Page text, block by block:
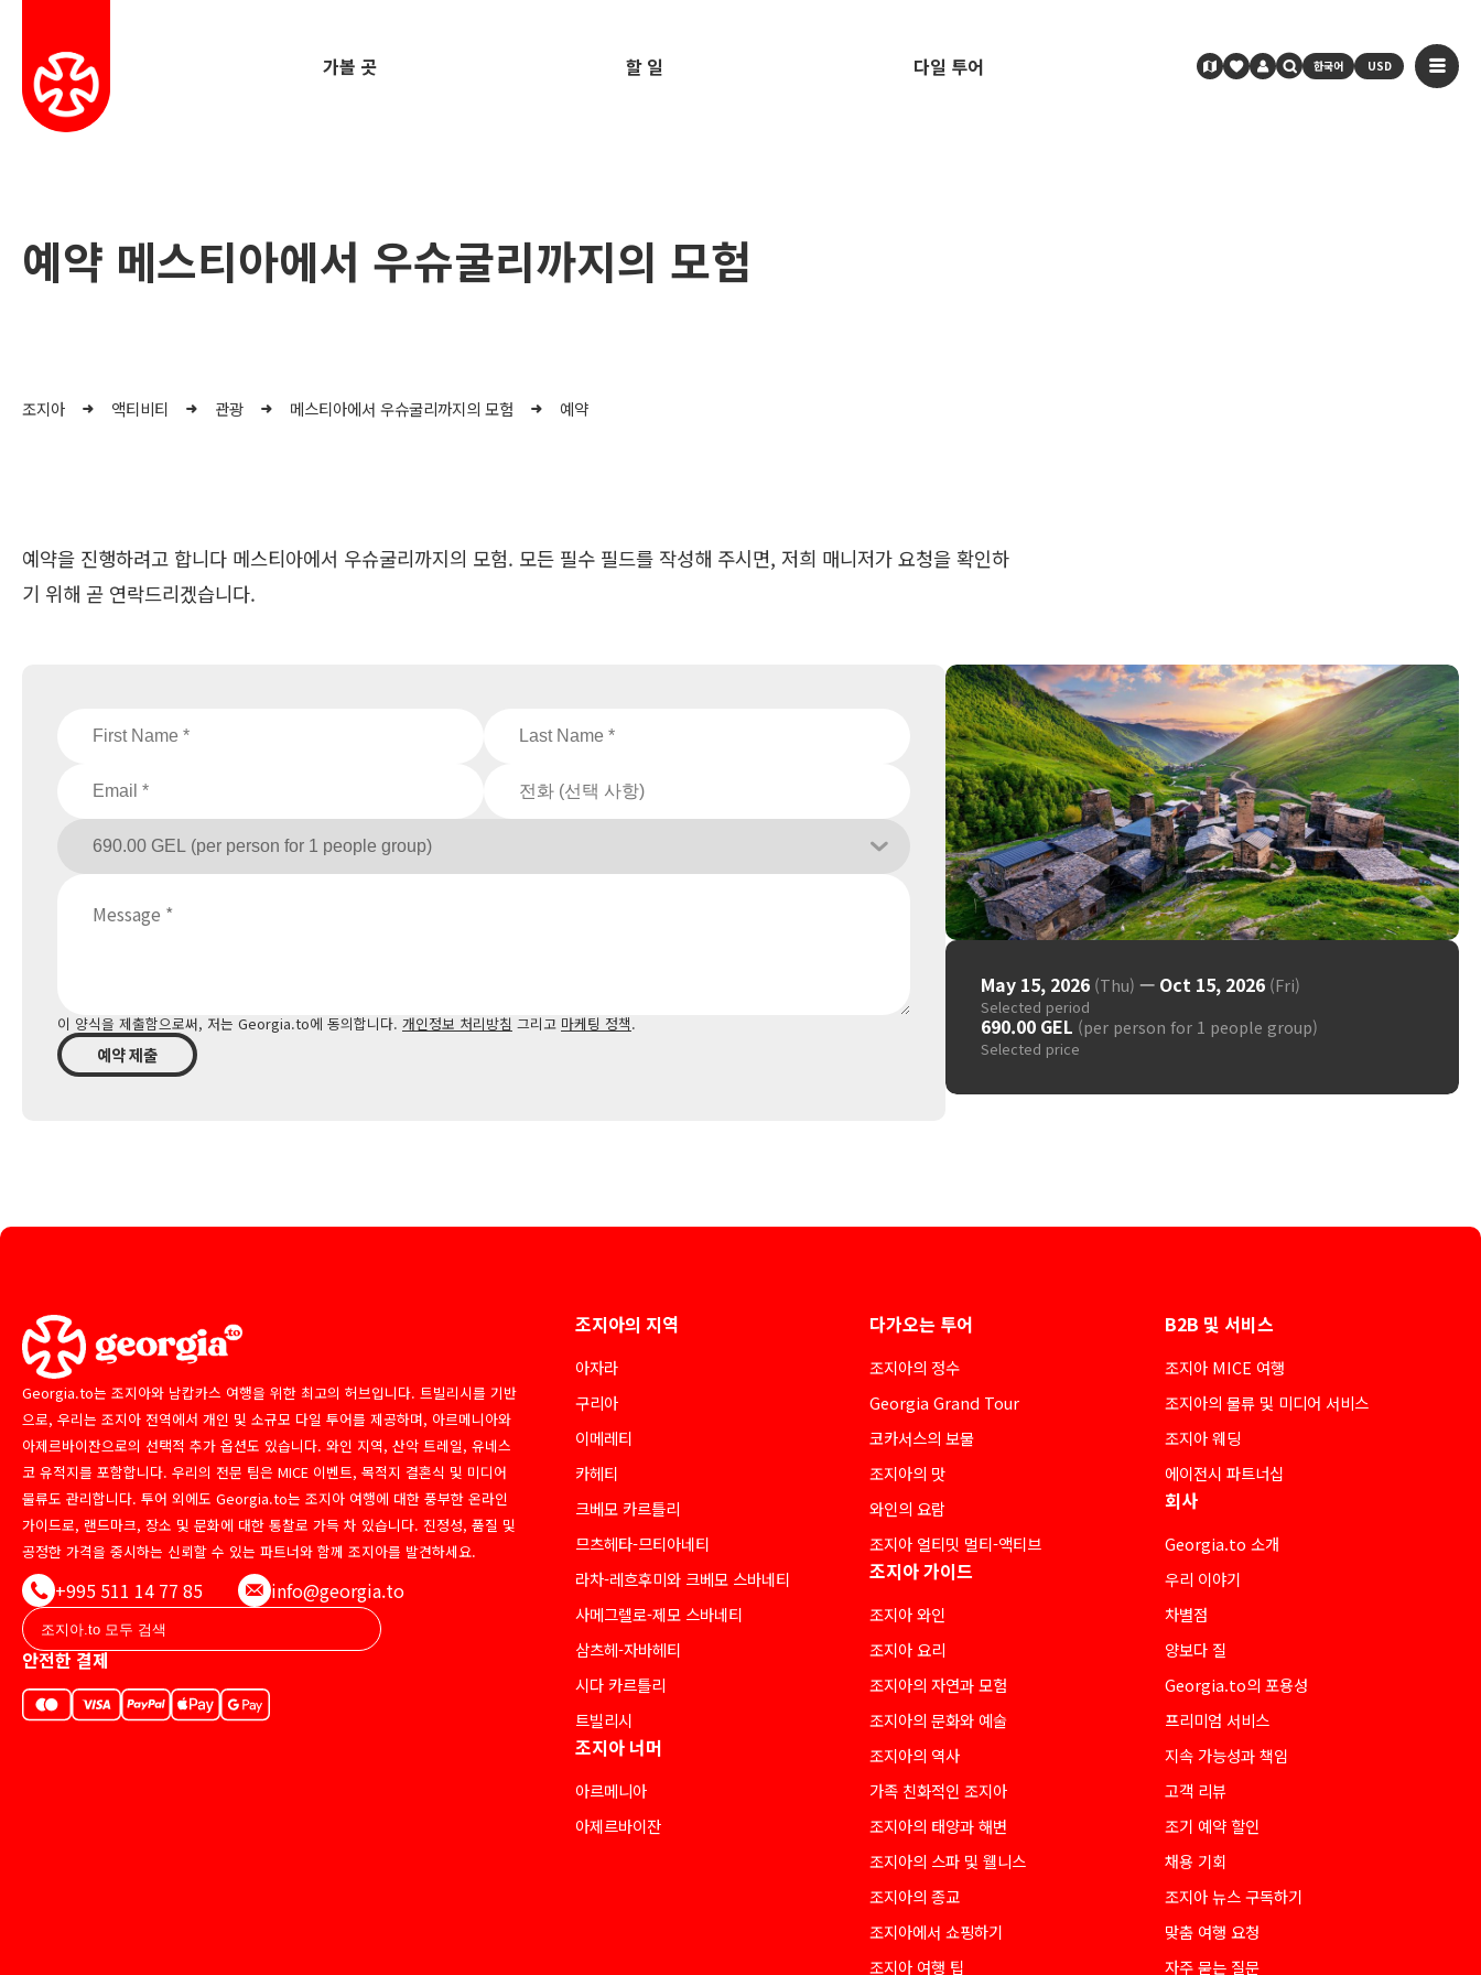
가볼 곳 할 일 다일 투어 한국어 USD
예약 메스티아에서 우슈굴리까지의 모험
조지아 액티비티 관광 메스티아에서 우슈굴리까지의 모험 예약
예약을 진행하려고 합니다 메스티아에서 우슈굴리까지의 모험. 모든 필수 필드를 작성해 주시면, 저희 매니저가 요청을 확인하
기 위해 곧 연락드리겠습니다.
이 양식을 제출함으로써, 저는 Georgia.to에 동의합니다. 개인정보 처리방침 그리고 마케팅 정책.
예약 제출
May 15, 2026 (Thu) — Oct 15, 2026 (Fri)
Selected period
690.00 GEL (per person for 1 people group)
Selected price
Georgia.to는 조지아와 남캅카스 여행을 위한 최고의 허브입니다. 트빌리시를 기반
으로, 우리는 조지아 전역에서 개인 및 소규모 다일 투어를 제공하며, 아르메니아와
아제르바이잔으로의 선택적 추가 옵션도 있습니다. 와인 지역, 산악 트레일, 유네스
코 유적지를 포함합니다. 우리의 전문 팀은 MICE 이벤트, 목적지 결혼식 및 미디어
물류도 관리합니다. 투어 외에도 Georgia.to는 조지아 여행에 대한 풍부한 온라인
가이드로, 랜드마크, 장소 및 문화에 대한 통찰로 가득 차 있습니다. 진정성, 품질 및
공정한 가격을 중시하는 신뢰할 수 있는 파트너와 함께 조지아를 발견하세요.
+995 511 14 77 85 info@georgia.to
안전한 결제
조지아의 지역
아자라
구리아
이메레티
카헤티
크베모 카르틀리
므츠헤타-므티아네티
라차-레흐후미와 크베모 스바네티
사메그렐로-제모 스바네티
삼츠헤-자바헤티
시다 카르틀리
트빌리시
조지아 너머
아르메니아
아제르바이잔
다가오는 투어
조지아의 정수
Georgia Grand Tour
코카서스의 보물
조지아의 맛
와인의 요람
조지아 얼티밋 멀티-액티브
조지아 가이드
조지아 와인
조지아 요리
조지아의 자연과 모험
조지아의 문화와 예술
조지아의 역사
가족 친화적인 조지아
조지아의 태양과 해변
조지아의 스파 및 웰니스
조지아의 종교
조지아에서 쇼핑하기
조지아 여행 팁
B2B 및 서비스
조지아 MICE 여행
조지아의 물류 및 미디어 서비스
조지아 웨딩
에이전시 파트너십
회사
Georgia.to 소개
우리 이야기
차별점
양보다 질
Georgia.to의 포용성
프리미엄 서비스
지속 가능성과 책임
고객 리뷰
조기 예약 할인
채용 기회
조지아 뉴스 구독하기
맞춤 여행 요청
자주 묻는 질문